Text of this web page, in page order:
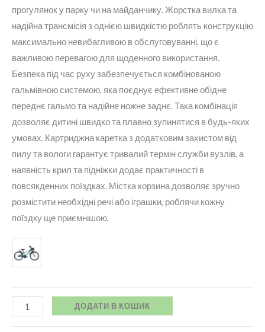
прогулянок у парку чи на майданчику. Жорстка вилка та
надійна трансмісія з однією швидкістю роблять конструкцію
максимально невибагливою в обслуговуванні, що є
важливою перевагою для щоденного використання.
Безпека під час руху забезпечується комбінованою
гальмівною системою, яка поєднує ефективне обідне
переднє гальмо та надійне ножне заднє. Така комбінація
дозволяє дитині швидко та плавно зупинятися в будь-яких
умовах. Картриджна каретка з додатковим захистом від
пилу та вологи гарантує тривалий термін служби вузлів, а
наявність крил та підніжки додає практичності в
повсякденних поїздках. Містка корзина дозволяє зручно
розмістити необхідні речі або іграшки, роблячи кожну
поїздку ще приємнішою.
ДОДАТИ В КОШИК